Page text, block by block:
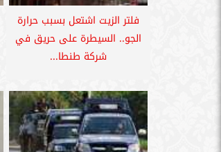
فلتر الزيت اشتعل بسبب حرارة
الجو.. السيطرة على حريق في
شركة طنطا...